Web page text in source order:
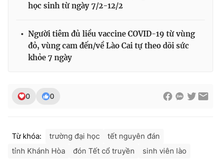
học sinh từ ngày 7/2-12/2
Người tiêm đủ liều vaccine COVID-19 từ vùng
đỏ, vùng cam đến/về Lào Cai tự theo dõi sức
khỏe 7 ngày
0 0
Từ khóa: trường đại học
tết nguyên đán
tỉnh Khánh Hòa
đón Tết cổ truyền sinh viên lào